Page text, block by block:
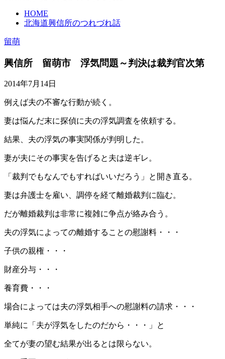
HOME
北海道興信所のつれづれ話
留萌
興信所 留萌市 浮気問題～判決は裁判官次第
2014年7月14日
例えば夫の不審な行動が続く。
妻は悩んだ末に探偵に夫の浮気調査を依頼する。
結果、夫の浮気の事実関係が判明した。
妻が夫にその事実を告げると夫は逆ギレ。
「裁判でもなんでもすればいいだろう」と開き直る。
妻は弁護士を雇い、調停を経て離婚裁判に臨む。
だが離婚裁判は非常に複雑に争点が絡み合う。
夫の浮気によっての離婚することの慰謝料・・・
子供の親権・・・
財産分与・・・
養育費・・・
場合によっては夫の浮気相手への慰謝料の請求・・・
単純に「夫が浮気をしたのだから・・・」と
全てが妻の望む結果が出るとは限らない。